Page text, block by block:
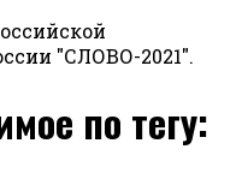
"СЛОВО-2021".
по тегу: